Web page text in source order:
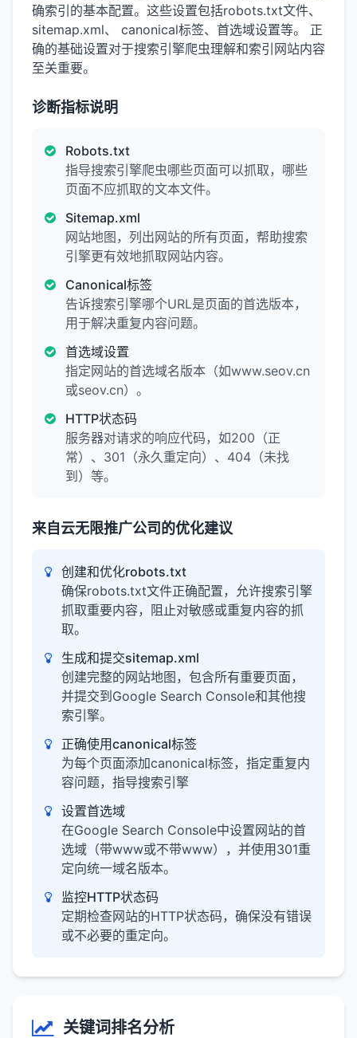
确索引的基本配置。这些设置包括robots.txt文件、
sitemap.xml、 canonical标签、首选域设置等。 正
确的基础设置对于搜索引擎爬虫理解和索引网站内容
至关重要。
诊断指标说明
Robots.txt
指导搜索引擎爬虫哪些页面可以抓取，哪些
页面不应抓取的文本文件。
Sitemap.xml
网站地图，列出网站的所有页面，帮助搜索
引擎更有效地抓取网站内容。
Canonical标签
告诉搜索引擎哪个URL是页面的首选版本，
用于解决重复内容问题。
首选域设置
指定网站的首选域名版本（如www.seov.cn
或seov.cn）。
HTTP状态码
服务器对请求的响应代码，如200（正
常）、301（永久重定向）、404（未找
到）等。
来自云无限推广公司的优化建议
创建和优化robots.txt
确保robots.txt文件正确配置，允许搜索引擎
抓取重要内容，阻止对敏感或重复内容的抓
取。
生成和提交sitemap.xml
创建完整的网站地图，包含所有重要页面，
并提交到Google Search Console和其他搜
索引擎。
正确使用canonical标签
为每个页面添加canonical标签，指定重复内
容问题，指导搜索引擎
设置首选域
在Google Search Console中设置网站的首
选域（带www或不带www），并使用301重
定向统一域名版本。
监控HTTP状态码
定期检查网站的HTTP状态码，确保没有错误
或不必要的重定向。
关键词排名分析